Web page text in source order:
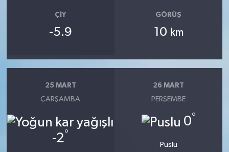
ÇIY
-5.9
GÖRÜŞ
10 km
25 MART
ÇARŞAMBA
-2°
26 MART
PERŞEMBE
0°
Puslu